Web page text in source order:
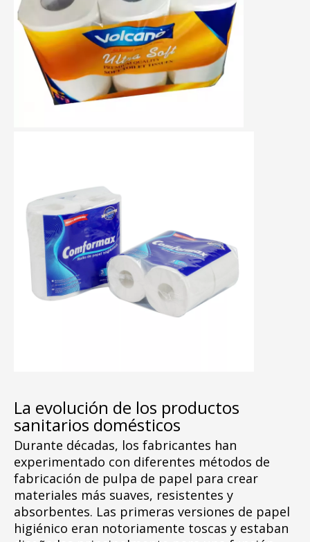
La evolución de los productos
sanitarios domésticos
Durante décadas, los fabricantes han
experimentado con diferentes métodos de
fabricación de pulpa de papel para crear
materiales más suaves, resistentes y
absorbentes. Las primeras versiones de papel
higiénico eran notoriamente toscas y estaban